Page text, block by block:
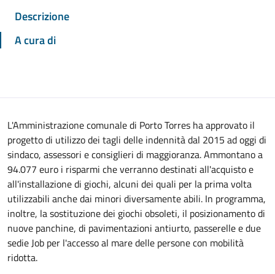
Descrizione
A cura di
L'Amministrazione comunale di Porto Torres ha approvato il
progetto di utilizzo dei tagli delle indennità dal 2015 ad oggi di
sindaco, assessori e consiglieri di maggioranza. Ammontano a
94.077 euro i risparmi che verranno destinati all'acquisto e
all'installazione di giochi, alcuni dei quali per la prima volta
utilizzabili anche dai minori diversamente abili. In programma,
inoltre, la sostituzione dei giochi obsoleti, il posizionamento di
nuove panchine, di pavimentazioni antiurto, passerelle e due
sedie Job per l'accesso al mare delle persone con mobilità
ridotta.